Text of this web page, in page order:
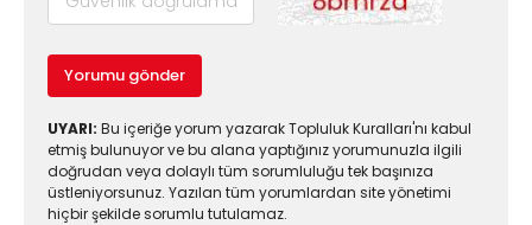
Yorumu gönder
UYARI: Bu içeriğe yorum yazarak Topluluk Kuralları'nı kabul
etmiş bulunuyor ve bu alana yaptığınız yorumunuzla ilgili
doğrudan veya dolaylı tüm sorumluluğu tek başınıza
üstleniyorsunuz. Yazılan tüm yorumlardan site yönetimi
hiçbir şekilde sorumlu tutulamaz.